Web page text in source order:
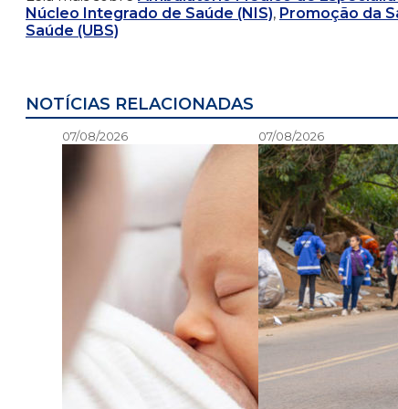
Núcleo Integrado de Saúde (NIS), Promoção da
Saúde (UBS)
NOTÍCIAS RELACIONADAS
07/08/2026 07/08/2026